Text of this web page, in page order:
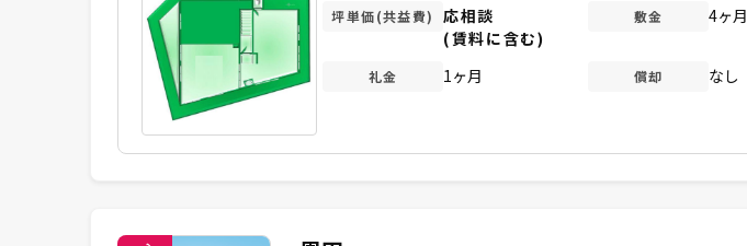
坪単価(共益費)
応相談
(賃料に含む)
敷金 4ヶ月
礼金 1ヶ月 償却 なし